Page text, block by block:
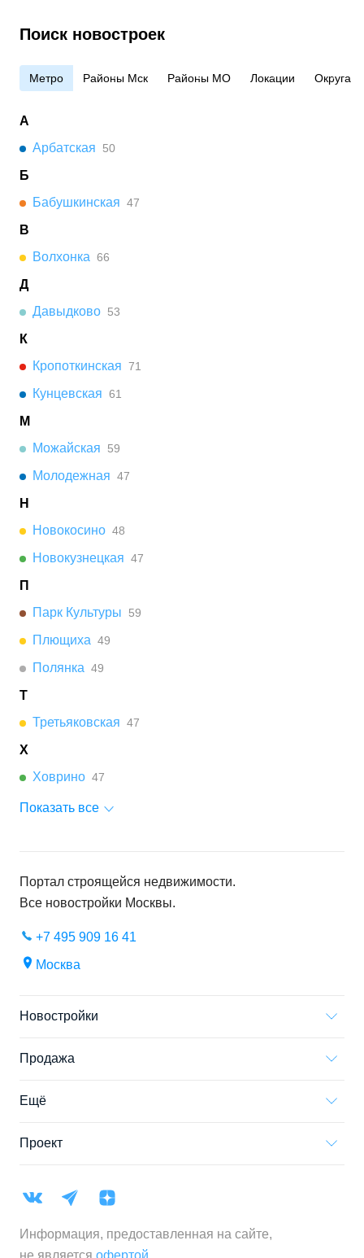
Поиск новостроек
Метро Районы Мск Районы МО Локации Округа
А
Арбатская
50
Б
Бабушкинская 47
В
Волхонка 66
Д
Давыдково 53
К
Кропоткинская 71
Кунцевская 61
М
Можайская
59
Молодежная 47
Н
Новокосино 48
Новокузнецкая 47
П
Парк Культуры
59
Плющиха 49
Полянка 49
Т
Третьяковская 47
Х
Ховрино 47
Показать все
Портал строящейся недвижимости.
Все новостройки Москвы.
+7 495 909 16 41
Москва
Новостройки
Продажа
Ещё
Проект
Информация, предоставленная на сайте,
не является офертой